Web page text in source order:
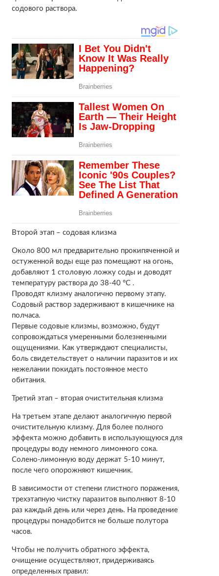
содового раствора.
Второй этап – содовая клизма
Около 800 мл предварительно прокипяченной и
остуженной воды еще раз помещают на огонь,
добавляют 1 столовую ложку соды и доводят
температуру раствора до 38-40 °C .
Проводят клизму аналогично первому этапу.
Содовый раствор задерживают в кишечнике на
полчаса.
Первые содовые клизмы, возможно, будут
сопровождаться умеренными болезненными
ощущениями. Как утверждают специалисты,
боль свидетельствует о наличии паразитов и их
нежелании покидать постоянное место
обитания.
Третий этап – вторая очистительная клизма
На третьем этапе делают аналогичную первой
очистительную клизму. Для более полного
эффекта можно добавить в использующуюся для
процедуры воду немного лимонного сока.
Солено-лимонную воду держат 5-10 минут,
после чего опорожняют кишечник.
В зависимости от степени глистного поражения,
трехэтапную чистку паразитов выполняют 8-10
раз каждый день или через день. На проведение
процедуры понадобится не больше полутора
часов.
Чтобы не получить обратного эффекта,
очищение осуществляют, придерживаясь
определенных правил: